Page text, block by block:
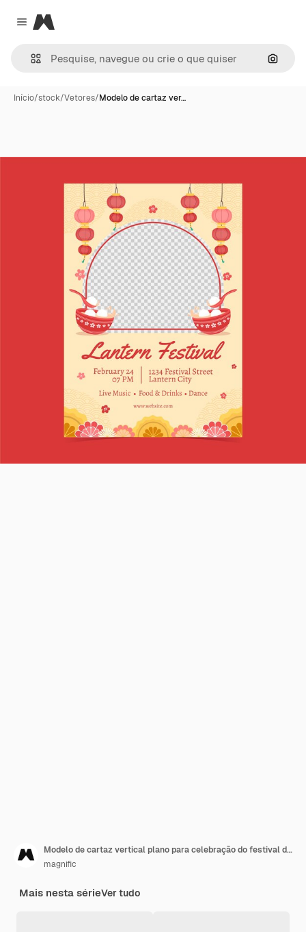
Close menu
Magnific
Início/stock/Vetores/Modelo de cartaz ver…
Modelo de cartaz vertical plano para celebração do festival das lanternas
magnific
Mais nesta sérieVer tudo